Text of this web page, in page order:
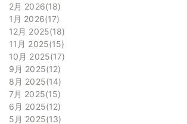
2月 2026 18
1月 2026 17
12月 2025 18
11月 2025 15
10月 2025 17
9月 2025 12
8月 2025 14
7月 2025 15
6月 2025 12
5月 2025 13